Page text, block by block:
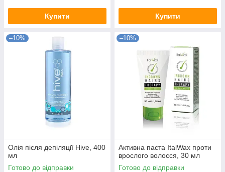
Купити Купити
–10%
Олія після депіляції Hive, 400
мл
Готово до відправки
–10%
Активна паста ItalWax проти
врослого волосся, 30 мл
Готово до відправки